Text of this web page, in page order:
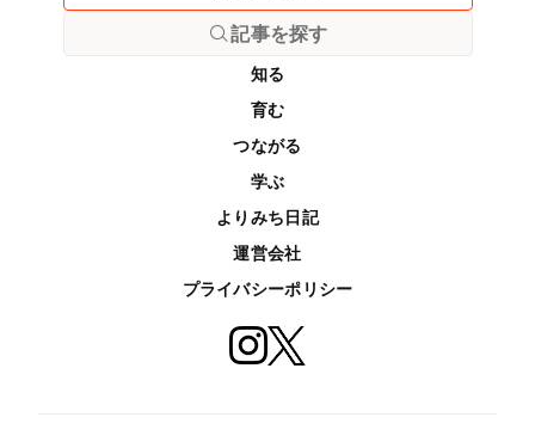
記事を探す
知る
育む
つながる
学ぶ
よりみち日記
運営会社
プライバシーポリシー